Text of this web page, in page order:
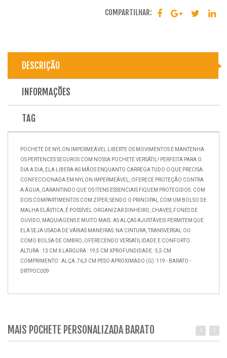
COMPARTILHAR:
DESCRIÇÃO
INFORMAÇÕES
TAG
POCHETE DE NYLON IMPERMEÁVEL LIBERTE OS MOVIMENTOS E MANTENHA
OS PERTENCES SEGUROS COM NOSSA POCHETE VERSÁTIL! PERFEITA PARA O
DIA A DIA, ELA LIBERA AS MÃOS ENQUANTO CARREGA TUDO O QUE PRECISA.
CONFECCIONADA EM NYLON IMPERMEÁVEL, OFERECE PROTEÇÃO CONTRA
A ÁGUA, GARANTINDO QUE OS ITENS ESSENCIAIS FIQUEM PROTEGIDOS. COM
DOIS COMPARTIMENTOS COM ZÍPER, SENDO O PRINCIPAL COM UM BOLSO DE
MALHA ELÁSTICA, É POSSÍVEL ORGANIZAR DINHEIRO, CHAVES, FONES DE
OUVIDO, MAQUIAGENS E MUITO MAIS. AS ALÇAS AJUSTÁVEIS PERMITEM QUE
ELA SEJA USADA DE VÁRIAS MANEIRAS: NA CINTURA, TRANSVERSAL OU
COMO BOLSA DE OMBRO, OFERECENDO VERSATILIDADE E CONFORTO.
ALTURA : 13 CM X LARGURA : 19,5 CM XPROFUNDIDADE : 5,5 CM
COMPRIMENTO : ALÇA: 76,3 CM PESO APROXIMADO (G): 119 - BARATO -
DRTPOC009
MAIS POCHETE PERSONALIZADA BARATO